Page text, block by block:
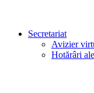
Secretariat
Avizier
Hotărâri